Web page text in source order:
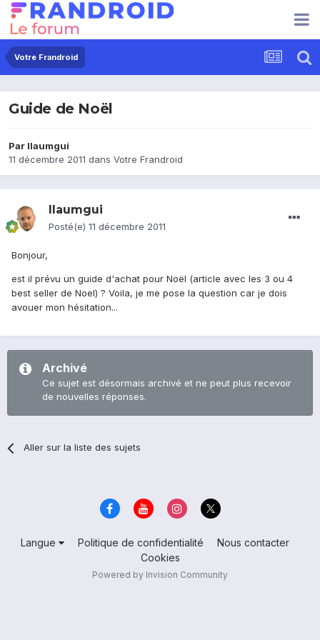
Votre Frandroid
Guide de Noël
Par llaumgui
11 décembre 2011 dans Votre Frandroid
llaumgui
Posté(e) 11 décembre 2011
Bonjour,
est il prévu un guide d'achat pour Noël (article avec les 3 ou 4
best seller de Noel) ? Voila, je me pose la question car je dois
avouer mon hésitation...
Archivé
Ce sujet est désormais archivé et ne peut plus recevoir
de nouvelles réponses.
Aller sur la liste des sujets
Langue Politique de confidentialité
Nous contacter
Cookies
Powered by Invision Community